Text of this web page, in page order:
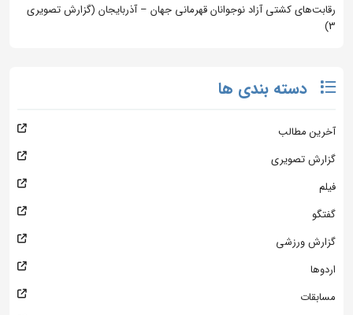
رقابت‌های کشتی آزاد نوجوانان قهرمانی جهان – آذربایجان (گزارش تصویری
3)
دسته بندی ها
آخرین مطالب
گزارش تصویری
فیلم
گفتگو
گزارش ورزشی
اردوها
مسابقات